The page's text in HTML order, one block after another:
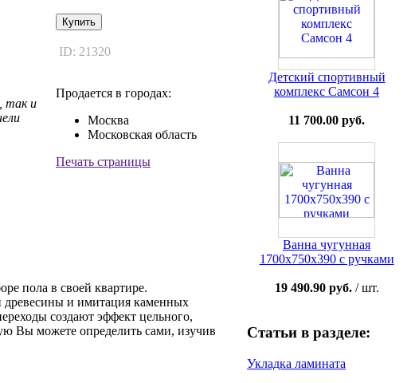
так и
Купить
ID: 21320
Продается в городах:
Москва
Московская область
Печать страницы
пола в своей квартире.
и имитация каменных
создают эффект цельного,
Вы можете определить сами, изучив
Детский спортивный
комплекс Самсон 4
11 700.00 руб.
Ванна чугунная
1700x750x390 с ручками
19 490.90 руб./ шт.
Статьи в разделе:
Укладка ламината